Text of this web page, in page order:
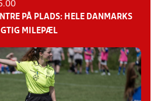
PÅ PLADS: HELE DANMARKS
MILEPÆL